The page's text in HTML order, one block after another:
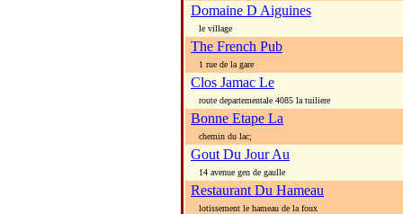
Domaine D Aiguines
le village
The French Pub
1 rue de la gare
Clos Jamac Le
route departementale 4085 la tuiliere
Bonne Etape La
chemin du lac;
Gout Du Jour Au
14 avenue gen de gaulle
Restaurant Du Hameau
lotissement le hameau de la foux